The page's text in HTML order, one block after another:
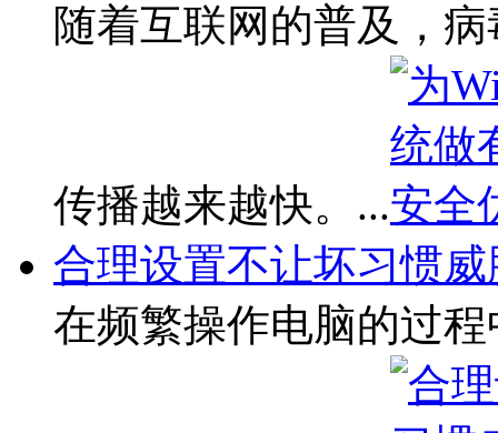
随着互联网的普及，
传播越来越快。...
合理设置不让坏习惯威
在频繁操作电脑的过